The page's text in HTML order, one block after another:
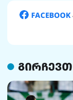
FACEBOOK
გირჩევთ